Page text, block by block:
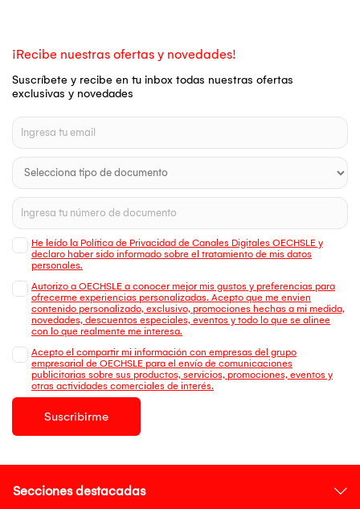
¡Recibe nuestras ofertas y novedades!
Suscríbete y recibe en tu inbox todas nuestras ofertas
exclusivas y novedades
He leído la Política de Privacidad de Canales Digitales OECHSLE y
declaro haber sido informado sobre el tratamiento de mis datos
personales.
Autorizo a OECHSLE a conocer mejor mis gustos y preferencias para
ofrecerme experiencias personalizadas. Acepto que me envien
contenido personalizado, exclusivo, promociones hechas a mi medida,
novedades, descuentos especiales, eventos y todo lo que se alinee
con lo que realmente me interesa.
Acepto el compartir mi información con empresas del grupo
empresarial de OECHSLE para el envío de comunicaciones
publicitarias sobre sus productos, servicios, promociones, eventos y
otras actividades comerciales de interés.
Suscribirme
Secciones destacadas